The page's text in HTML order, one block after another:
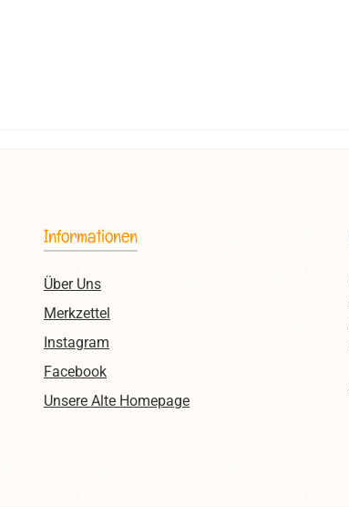
Informationen
Über Uns
Merkzettel
Instagram
Facebook
Unsere Alte Homepage